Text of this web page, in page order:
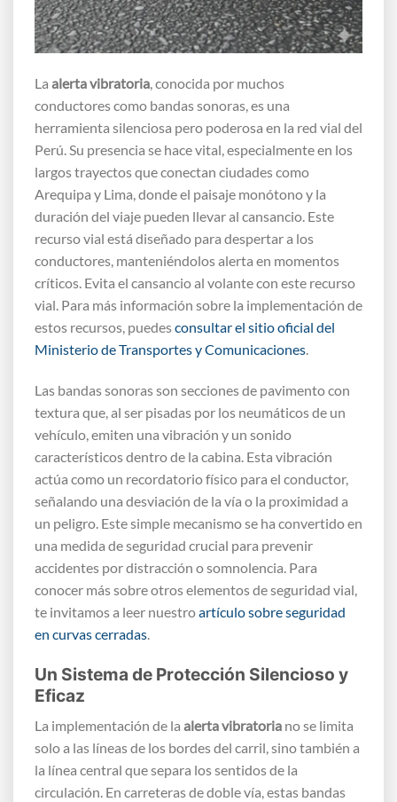
La alerta vibratoria, conocida por muchos
conductores como bandas sonoras, es una
herramienta silenciosa pero poderosa en la red vial del
Perú. Su presencia se hace vital, especialmente en los
largos trayectos que conectan ciudades como
Arequipa y Lima, donde el paisaje monótono y la
duración del viaje pueden llevar al cansancio. Este
recurso vial está diseñado para despertar a los
conductores, manteniéndolos alerta en momentos
críticos. Evita el cansancio al volante con este recurso
vial. Para más información sobre la implementación de
estos recursos, puedesconsultar el sitio oficial del
Ministerio de Transportes y Comunicaciones.
Las bandas sonoras son secciones de pavimento con
textura que, al ser pisadas por los neumáticos de un
vehículo, emiten una vibración y un sonido
característicos dentro de la cabina. Esta vibración
actúa como un recordatorio físico para el conductor,
señalando una desviación de la vía o la proximidad a
un peligro. Este simple mecanismo se ha convertido en
una medida de seguridad crucial para prevenir
accidentes por distracción o somnolencia. Para
conocer más sobre otros elementos de seguridad vial,
te invitamos a leer nuestroartículo sobre seguridad
en curvas cerradas.
Un Sistema de Protección Silencioso y
Eficaz
La implementación de la alerta vibratoria no se limita
solo a las líneas de los bordes del carril, sino también a
la línea central que separa los sentidos de la
circulación. En carreteras de doble vía, estas bandas